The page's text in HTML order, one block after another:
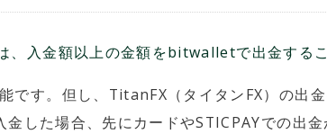
、入金額以上の金額をbitwalletで出金する
です。但し、TitanFX（タイタンFX）の出
金した場合、先にカードやSTICPAYでの出